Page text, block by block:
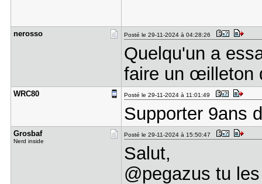
nerosso Posté le 29-11-2024 à 04:28:26
Quelqu'un a
faire un œilleton
WRC80 Posté le 29-11-2024 à 11:01:49
Supporter 9ans
Grosbaf
Nerd inside
Posté le 29-11-2024 à 15:50:47
Salut,
@pegazus tu